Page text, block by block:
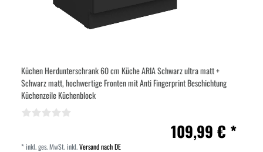
Küchen Herdunterschrank 60 cm Küche ARIA Schwarz ultra matt +
Schwarz matt, hochwertige Fronten mit Anti Fingerprint Beschichtung
Küchenzeile Küchenblock
109,99 € *
*inkl. ges. MwSt.inkl.Versand nach DE